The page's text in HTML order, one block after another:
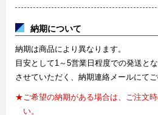
納期について
納期は商品により異なります。
目安として1～5営業日程度での発送と
させていただく、納期連絡メールにてご
★ご希望の納期がある場合は、ご注文
い。